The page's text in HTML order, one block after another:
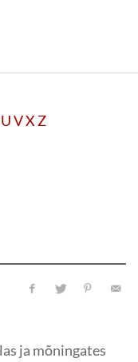
UVX Z
ja mõningates